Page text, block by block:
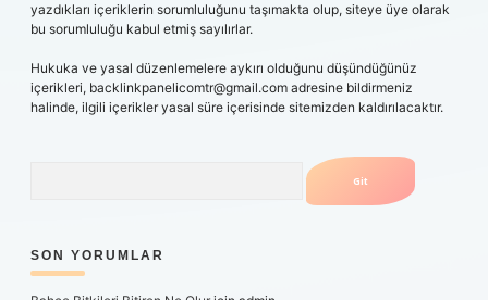
yazdıkları içeriklerin sorumluluğunu taşımakta olup, siteye üye olarak
bu sorumluluğu kabul etmiş sayılırlar.
Hukuka ve yasal düzenlemelere aykırı olduğunu düşündüğünüz
içerikleri, backlinkpanelicomtr@gmail.com adresine bildirmeniz
halinde, ilgili içerikler yasal süre içerisinde sitemizden kaldırılacaktır.
SON YORUMLAR